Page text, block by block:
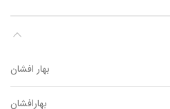
بهار افشان
بهارافشان